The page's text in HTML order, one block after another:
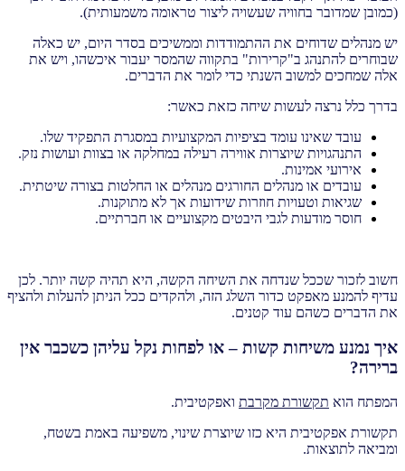
(כמובן שמדובר בחוויה שעשויה ליצור טראומה משמעותית).
יש מנהלים שדוחים את ההתמודדות וממשיכים בסדר היום, יש כאלה
שבוחרים להתנהג ב"קרירות" בתקווה שהמסר יעבור איכשהו, ויש את
אלה שמחכים למשוב השנתי כדי לומר את הדברים.
בדרך כלל נרצה לעשות שיחה כזאת כאשר:
עובד שאינו עומד בציפיות המקצועיות במסגרת התפקיד שלו.
התנהגויות שיוצרות אווירה רעילה במחלקה או בצוות ועושות נזק.
אירועי אמינות.
עובדים או מנהלים החורגים מנהלים או החלטות בצורה שיטתית.
שגיאות וטעויות חוזרות שידועות אך לא מתוקנות.
חוסר מודעות לגבי היבטים מקצועיים או חברתיים.
חשוב לזכור שככל שנדחה את השיחה הקשה, היא תהיה קשה יותר. לכן
עדיף להמנע מאפקט כדור השלג הזה, ולהקדים ככל הניתן להעלות ולהציף
את הדברים כשהם עוד קטנים.
איך נמנע משיחות קשות – או לפחות נקל עליהן כשכבר אין
ברירה?
המפתח הוא תקשורת מקרבת ואפקטיבית.
תקשורת אפקטיבית היא כזו שיוצרת שינוי, משפיעה באמת בשטח,
ומביאה לתוצאות.